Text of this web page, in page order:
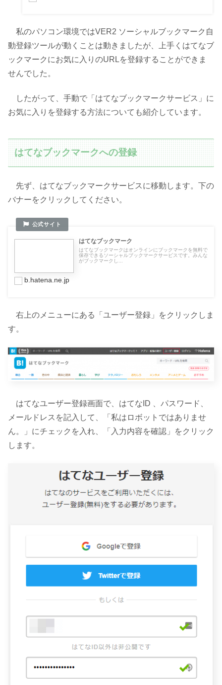
私のパソコン環境ではVER2 ソーシャルブックマーク自
動登録ツールが動くことは動きましたが、上手くはてなブ
ックマークにお気に入りのURLを登録することができま
せんでした。
したがって、手動で「はてなブックマークサービス」に
お気に入りを登録する方法についても紹介しています。
はてなブックマークへの登録
先ず、はてなブックマークサービスに移動します。下の
バナーをクリックしてください。
はてなブックマーク
はてなブックマークはオンラインにブックマークを無料で
保存できるソーシャルブックマークサービスです。みんな
がブックマークし...
b.hatena.ne.jp
右上のメニューにある「ユーザー登録」をクリックしま
す。
はてなユーザー登録画面で、はてなID 、パスワード、
メールドレスを記入して、「私はロボットではありませ
ん。」にチェックを入れ、「入力内容を確認」をクリック
します。